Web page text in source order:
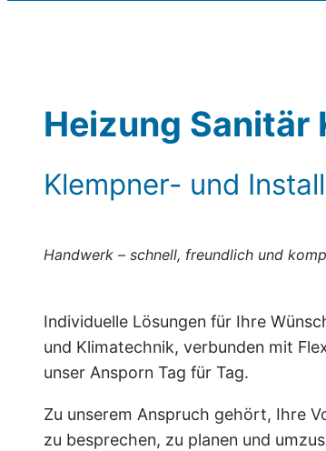
Heizung Sanitär
Klempner- und
Handwerk – schnell, freundlich und
Individuelle Lösungen für Ihre
und Klimatechnik, verbunden mit
unser Ansporn Tag für Tag.
Zu unserem Anspruch gehört, Ihre
zu besprechen, zu planen und